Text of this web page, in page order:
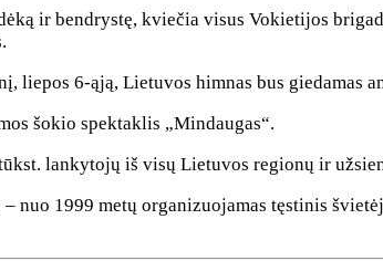
ir bendrystę, kviečia visus Vokietijos
liepos 6-ąją, Lietuvos himnas bus giedamas
šokio spektaklis „Mindaugas“.
lankytojų iš visų Lietuvos regionų ir
nuo 1999 metų organizuojamas tęstinis